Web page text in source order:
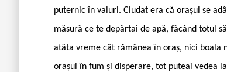
puternic în valuri. Ciudat era că orașul se
măsură ce te depărtai de apă, făcând totul
atâta vreme cât rămânea în oraș, nici boala
orașul în fum și disperare, tot puteai vedea